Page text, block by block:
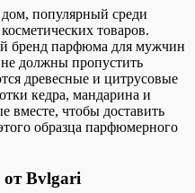
популярный среди
товаров.
бренд парфюма для мужчин
должны пропустить
древесные и цитрусовые
кедра, мандарина и
вместе, чтобы доставить
образца парфюмерного
от Bvlgari